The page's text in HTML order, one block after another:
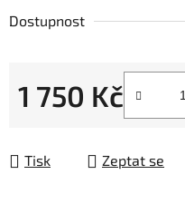
Dostupnost
1 750 Kč
Tisk Zeptat se